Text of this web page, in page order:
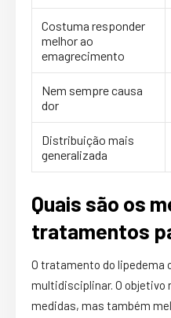
Costuma responder
melhor ao
emagrecimento
Nem sempre causa
dor
Distribuição mais
generalizada
Quais são os
tratamentos
O tratamento do lipedema
multidisciplinar. O objetivo
medidas, mas também